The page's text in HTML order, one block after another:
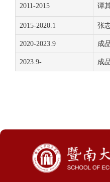
2011-2015 谭
2015-2020.1 张
2020-2023.9 成
2023.9- 成